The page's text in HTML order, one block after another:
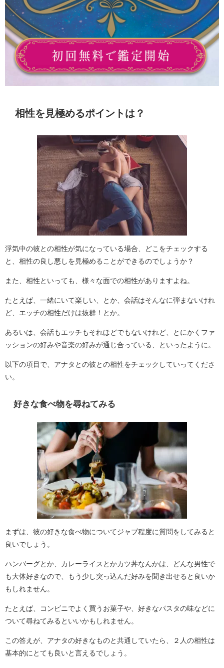
相性を見極めるポイントは？
浮気中の彼との相性が気になっている場合、どこをチェックする
と、相性の良し悪しを見極めることができるのでしょうか？
また、相性といっても、様々な面での相性がありますよね。
たとえば、一緒にいて楽しい、とか、会話はそんなに弾まないけれ
ど、エッチの相性だけは抜群！とか。
あるいは、会話もエッチもそれほどでもないけれど、とにかくファ
ッションの好みや音楽の好みが通じ合っている、といったように。
以下の項目で、アナタとの彼との相性をチェックしていってくださ
い。
好きな食べ物を尋ねてみる
まずは、彼の好きな食べ物についてジャブ程度に質問をしてみると
良いでしょう。
ハンバーグとか、カレーライスとかカツ丼なんかは、どんな男性で
も大体好きなので、もう少し突っ込んだ好みを聞き出せると良いか
もしれません。
たとえば、コンビニでよく買うお菓子や、好きなパスタの味などに
ついて尋ねてみるといいかもしれません。
この答えが、アナタの好きなものと共通していたら、２人の相性は
基本的にとても良いと言えるでしょう。